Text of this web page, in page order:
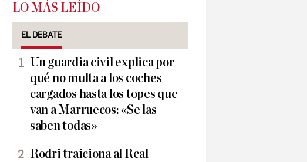
LO MÁS LEÍDO
EL DEBATE
Un guardia civil explica por
qué no multa a los coches
cargados hasta los topes que
van a Marruecos: «Se las
saben todas»
Rodri traiciona al Real